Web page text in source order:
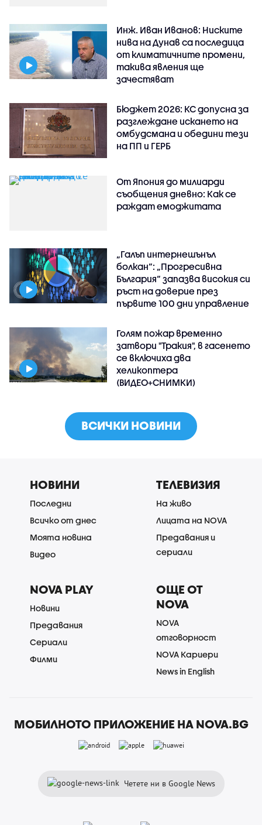
Инж. Иван Иванов: Ниските
нива на Дунав са последица
от климатичните промени,
такива явления ще
зачестяват
Бюджет 2026: КС допусна за
разглеждане искането на
омбудсмана и обедини тези
на ПП и ГЕРБ
От Япония до милиарди
съобщения дневно: Как се
раждат емоджитата
„Галъп интернешънъл
болкан“: „Прогресивна
България“ запазва високия си
ръст на доверие през
първите 100 дни управление
Голям пожар временно
затвори "Тракия", в гасенето
се включиха два
хеликоптера
(ВИДЕО+СНИМКИ)
ВСИЧКИ НОВИНИ
НОВИНИ
Последни
Всичко от днес
Моята новина
Видео
ТЕЛЕВИЗИЯ
На живо
Лицата на NOVA
Предавания и
сериали
NOVA PLAY
Новини
Предавания
Сериали
Филми
ОЩЕ ОТ
NOVA
NOVA
отговорност
NOVA Кариери
News in English
МОБИЛНОТО ПРИЛОЖЕНИЕ НА NOVA.BG
Четете ни в Google News